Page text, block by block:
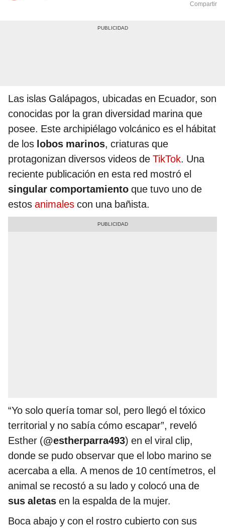
Compartir
Las islas Galápagos, ubicadas en Ecuador, son
conocidas por la gran diversidad marina que
posee. Este archipiélago volcánico es el hábitat
de los lobos marinos, criaturas que
protagonizan diversos videos de TikTok. Una
reciente publicación en esta red mostró el
singular comportamiento que tuvo uno de
estos animales con una bañista.
“Yo solo quería tomar sol, pero llegó el tóxico
territorial y no sabía cómo escapar”, reveló
Esther (@estherparra493) en el viral clip,
donde se pudo observar que el lobo marino se
acercaba a ella. A menos de 10 centímetros, el
animal se recostó a su lado y colocó una de
sus aletas en la espalda de la mujer.
Boca abajo y con el rostro cubierto con sus